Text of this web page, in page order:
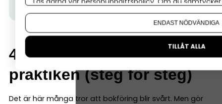
kund hos oss, får du ett på köpet.Läs mer här.
4. Så fungerar bokföring i
praktiken (steg för steg)
Det är här många tror att bokföring blir svårt. Men gör
Om du vill ändra ditt val i efterhand hittar du den
ENDAST NÖDVÄNDIGA
TILLÅT ALLA